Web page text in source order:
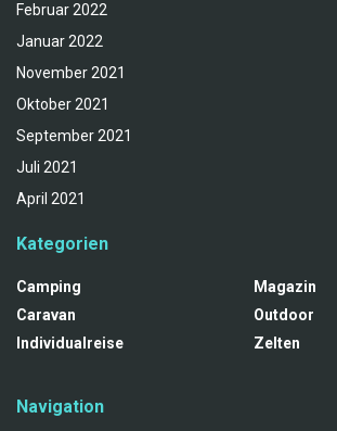
Februar 2022
Januar 2022
November 2021
Oktober 2021
September 2021
Juli 2021
April 2021
Kategorien
Camping
Caravan
Individualreise
Magazin
Outdoor
Zelten
Navigation